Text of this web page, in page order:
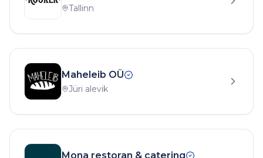
Tallinn
Maheleib OÜ
Jüri alevik
Mona restoran & catering